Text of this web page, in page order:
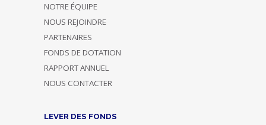
NOTRE ÉQUIPE
NOUS REJOINDRE
PARTENAIRES
FONDS DE DOTATION
RAPPORT ANNUEL
NOUS CONTACTER
LEVER DES FONDS